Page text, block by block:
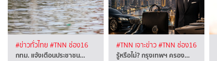
#ข่าวทั่วไทย#TNN ช่อง16
กทม. แจ้งเตือนประชาชน…
#TNN เจาะข่าว#TNN ช่อง16
รู้หรือไม่? กรุงเทพฯ ครอง…